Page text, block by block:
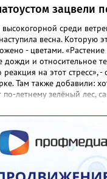
прорастают. Если
семена вокруг
Ещё один секрет –
«вкусную» почву.
– требуется хороший
цветы убирать,
корневой системы. А
во всю силу! Фото:
зацвели
среди
весна. Которую
- цветами. «Растение
дожди и относительное
реакция на этот стресс», -
Там также добавили:
летнему зелёный лес,
зимовкой.